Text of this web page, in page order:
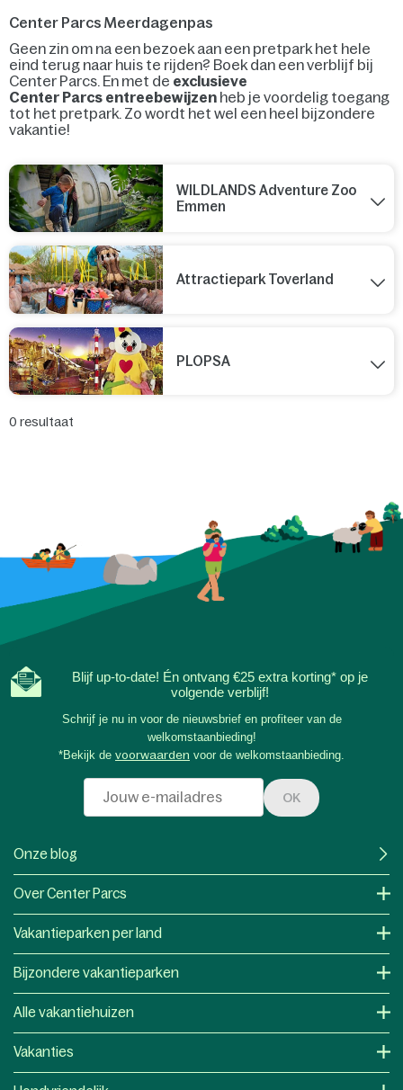
Center Parcs Meerdagenpas
Geen zin om na een bezoek aan een pretpark het hele
eind terug naar huis te rijden? Boek dan een verblijf bij
Center Parcs. En met de exclusieve
Center Parcs entreebewijzen heb je voordelig toegang
tot het pretpark. Zo wordt het wel een heel bijzondere
vakantie!
WILDLANDS Adventure Zoo
Emmen
Attractiepark Toverland
PLOPSA
0 resultaat
Blijf up-to-date! Én ontvang €25 extra korting* op je
volgende verblijf!
Schrijf je nu in voor de nieuwsbrief en profiteer van de
welkomstaanbieding!
*Bekijk de voorwaarden voor de welkomstaanbieding.
OK
Onze blog
Over Center Parcs
Vakantieparken per land
Bijzondere vakantieparken
Alle vakantiehuizen
Vakanties